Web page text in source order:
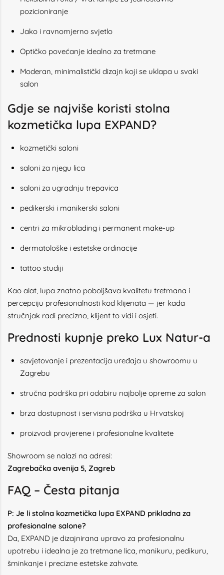
pozicioniranje
Jako i ravnomjerno svjetlo
Optičko povećanje idealno za tretmane
Moderan, minimalistički dizajn koji se uklapa u svaki
salon
Gdje se najviše koristi stolna
kozmetička lupa EXPAND?
kozmetički saloni
saloni za njegu lica
saloni za ugradnju trepavica
pedikerski i manikerski saloni
centri za mikroblading i permanent make-up
dermatološke i estetske ordinacije
tattoo studiji
Kao alat, lupa znatno poboljšava kvalitetu tretmana i
percepciju profesionalnosti kod klijenata — jer kada
stručnjak radi precizno, klijent to vidi i osjeti.
Prednosti kupnje preko Lux Natur-a
savjetovanje i prezentacija uređaja u showroomu u
Zagrebu
stručna podrška pri odabiru najbolje opreme za salon
brza dostupnost i servisna podrška u Hrvatskoj
proizvodi provjerene i profesionalne kvalitete
Showroom se nalazi na adresi:
Zagrebačka avenija 5, Zagreb
FAQ – Česta pitanja
P: Je li stolna kozmetička lupa EXPAND prikladna za
profesionalne salone?
Da, EXPAND je dizajnirana upravo za profesionalnu
upotrebu i idealna je za tretmane lica, manikuru, pedikuru,
šminkanje i precizne estetske zahvate.